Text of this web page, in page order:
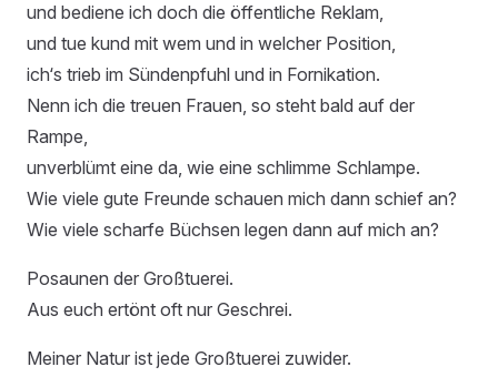
und bediene ich doch die öffentliche Reklam,
und tue kund mit wem und in welcher Position,
ich‘s trieb im Sündenpfuhl und in Fornikation.
Nenn ich die treuen Frauen, so steht bald auf der
Rampe,
unverblümt eine da, wie eine schlimme Schlampe.
Wie viele gute Freunde schauen mich dann schief an?
Wie viele scharfe Büchsen legen dann auf mich an?
Posaunen der Großtuerei.
Aus euch ertönt oft nur Geschrei.
Meiner Natur ist jede Großtuerei zuwider.